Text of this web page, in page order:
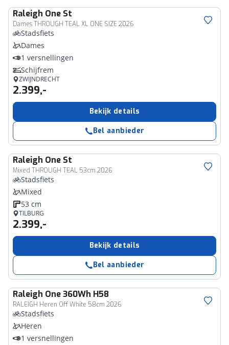
Raleigh One St
Dames THROUGH TEAL XL ONE SIZE 2026
Stadsfiets
Dames
1 versnellingen
Schijfrem
ZWIJNDRECHT
2.399,-
Bekijk details
Bel aanbieder
Raleigh One St
Mixed THROUGH TEAL 53cm 2026
Stadsfiets
Mixed
53 cm
TILBURG
2.399,-
Bekijk details
Bel aanbieder
Raleigh One 360Wh H58
RALEIGH Heren Off White 58cm 2026
Stadsfiets
Heren
1 versnellingen